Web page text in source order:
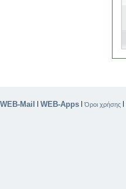
WEB-Mail | WEB-Apps |Όροι χρήσης |